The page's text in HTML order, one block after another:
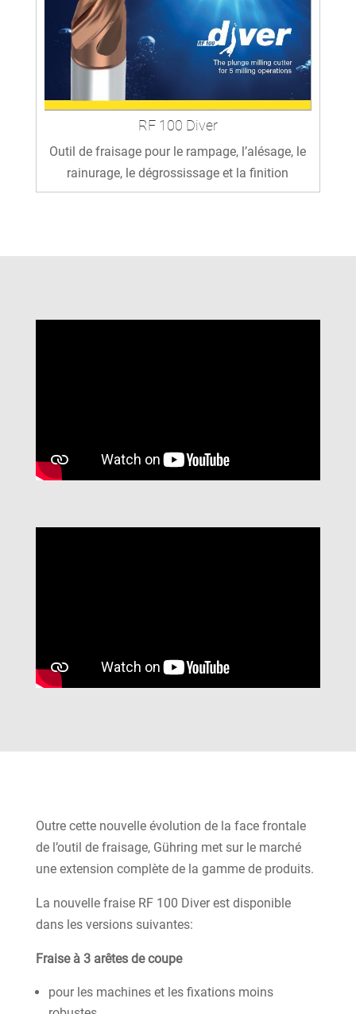
RF 100 Diver
Outil de fraisage pour le rampage, l’alésage, le
rainurage, le dégrossissage et la finition
Outre cette nouvelle évolution de la face frontale
de l’outil de fraisage, Gühring met sur le marché
une extension complète de la gamme de produits.
La nouvelle fraise RF 100 Diver est disponible
dans les versions suivantes:
Fraise à 3 arêtes de coupe
pour les machines et les fixations moins